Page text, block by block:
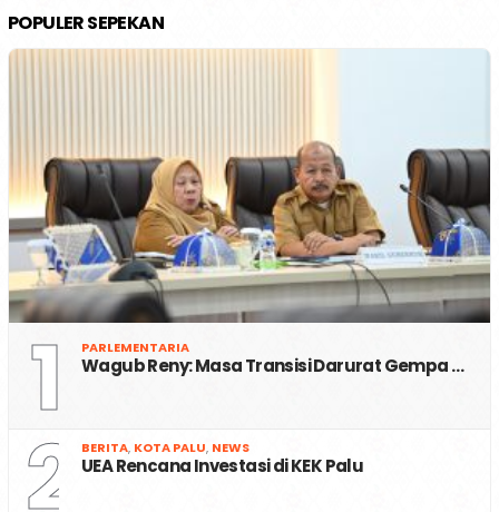
POPULER SEPEKAN
1 PARLEMENTARIA
Wagub Reny: Masa Transisi Darurat Gempa …
2 BERITA, KOTA PALU, NEWS
UEA Rencana Investasi di KEK Palu